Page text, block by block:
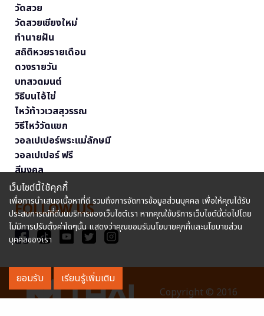
วัดสวย
วัดสวยเชียงใหม่
ทำนายฝัน
สถิติหวยรายเดือน
ดวงรายวัน
บทสวดมนต์
วิธีบนไอ้ไข่
ไหว้ท้าวเวสสุวรรณ
วิธีไหว้วัดแขก
วอลเปเปอร์พระแม่ลักษมี
วอลเปเปอร์ ฟรี
สีมงคล
FOLLOW US
Copyright © 2016
เว็บไซต์นี้ใช้คุกกี้
เพื่อการนำเสนอเนื้อหาที่ดี รวมถึงการจัดการข้อมูลส่วนบุคคล เพื่อให้คุณได้รับ
ประสบการณ์ที่ดีบนบริการของเว็บไซต์เรา หากคุณใช้บริการเว็บไซต์นี้ต่อไปโดย
ไม่มีการปรับตั้งค่าใดๆนั้น แสดงว่าคุณยอมรับนโยบายคุกกี้และนโยบายส่วน
บุคคลของเรา
ยอมรับ เรียนรู้เพิ่มเติม